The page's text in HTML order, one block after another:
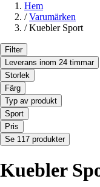
Hem
/ Varumärken
/ Kuebler Sport
Filter
Leverans inom 24 timmar
Storlek
Färg
Typ av produkt
Sport
Pris
Se 117 produkter
Kuebler